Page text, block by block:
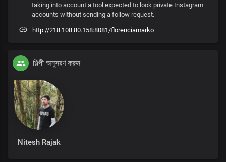
taking into account a tool expected to look private Instagram
accounts without sending a follow request.
http://218.108.80.158:8081/florenciamarko
শিল্পী অনুসরণ করুন
Nitesh Rajak